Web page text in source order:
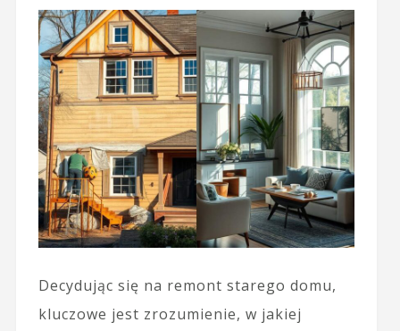
Decydując się na remont starego domu,
kluczowe jest zrozumienie, w jakiej